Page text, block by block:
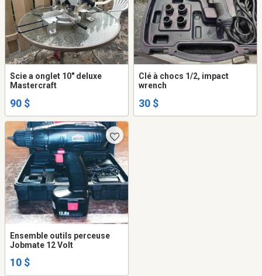
Scie a onglet 10" deluxe
Mastercraft
90 $
Clé à chocs 1/2, impact
wrench
30 $
Ensemble outils perceuse
Jobmate 12 Volt
10 $